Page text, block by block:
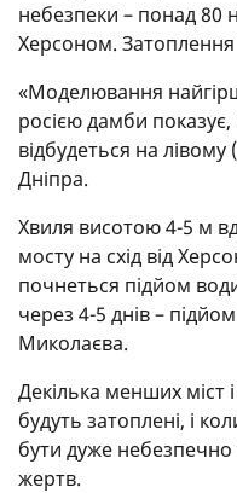
небезпеки – понад 80
Херсоном.
«Моделювання
росією дамби
відбудеться на лівому
Дніпра.
Хвиля висотою 4-5 м
мосту на схід від
почнеться підйом
через 4-5 днів –
Миколаєва.
Декілька менших міст
будуть затоплені, і
бути дуже
жертв.